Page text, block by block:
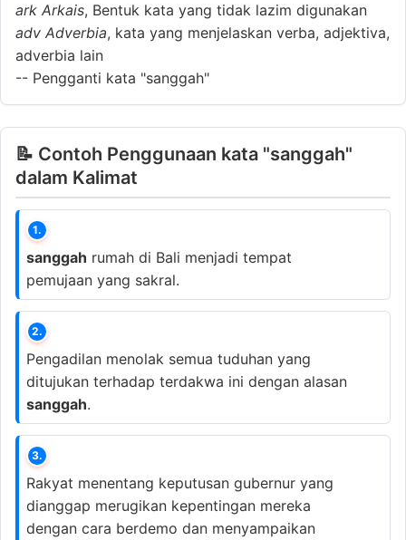
ark Arkais, Bentuk kata yang tidak lazim digunakan
adv Adverbia, kata yang menjelaskan verba, adjektiva,
adverbia lain
-- Pengganti kata "sanggah"
📝 Contoh Penggunaan kata "sanggah"
dalam Kalimat
1.
sanggah rumah di Bali menjadi tempat
pemujaan yang sakral.
2.
Pengadilan menolak semua tuduhan yang
ditujukan terhadap terdakwa ini dengan alasan
sanggah.
3.
Rakyat menentang keputusan gubernur yang
dianggap merugikan kepentingan mereka
dengan cara berdemo dan menyampaikan